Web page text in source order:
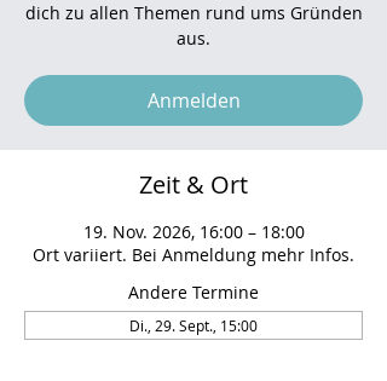
dich zu allen Themen rund ums Gründen
aus.
Anmelden
Zeit & Ort
19. Nov. 2026, 16:00 – 18:00
Ort variiert. Bei Anmeldung mehr Infos.
Andere Termine
Di., 29. Sept., 15:00